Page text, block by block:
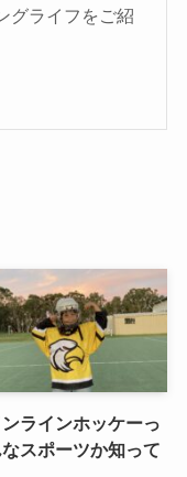
グライフをご紹
ラインホッケーっ
スポーツか知って